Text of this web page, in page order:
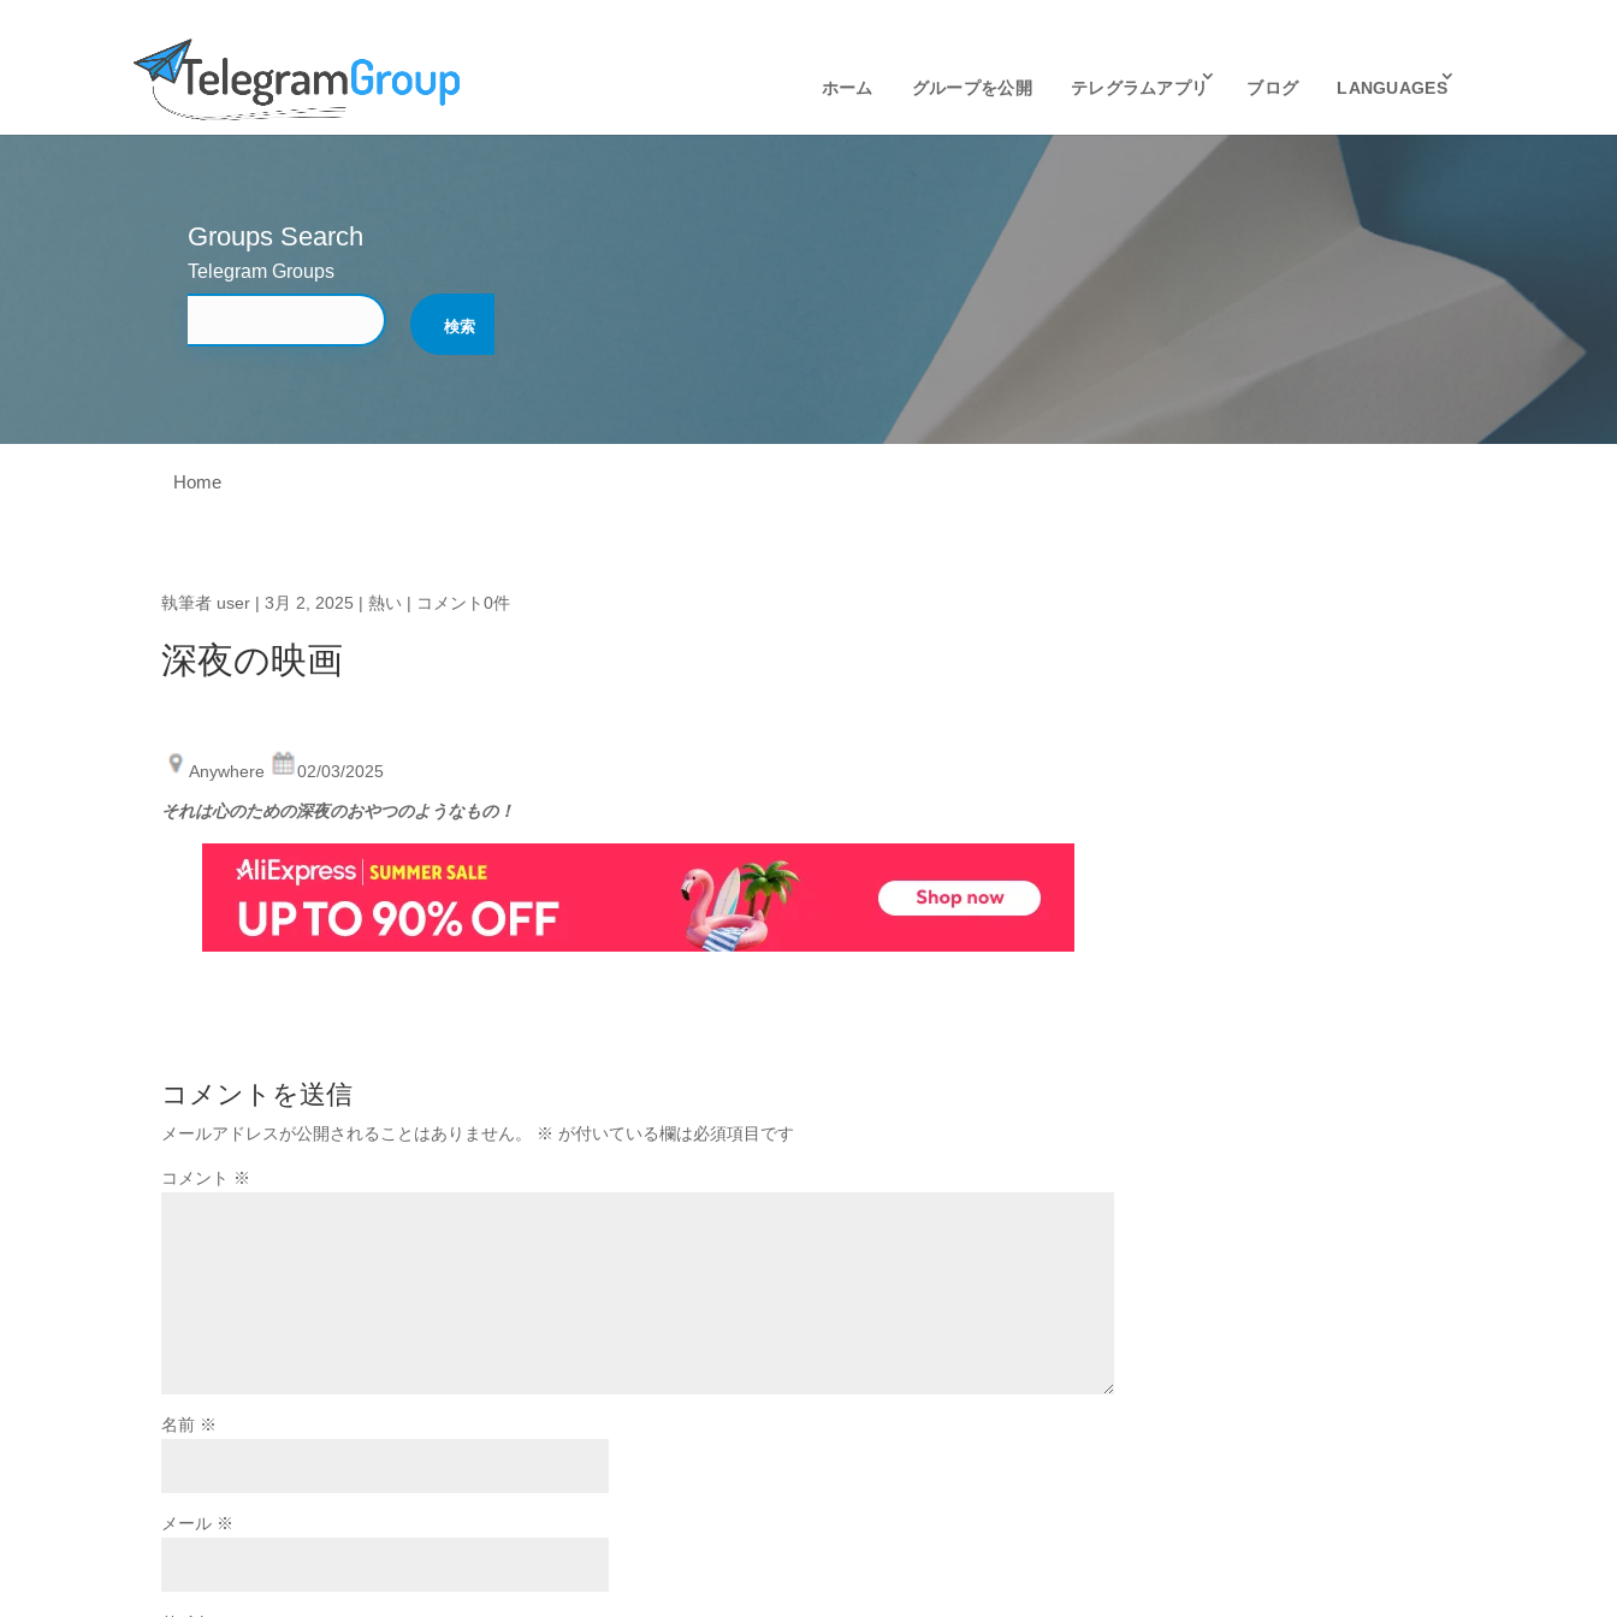
ホーム グループを公開 テレグラムアプリ ブログ LANGUAGES
Groups Search
Telegram Groups
Home
執筆者 user |3月 2, 2025 |熱い | コメント0件
深夜の映画
Anywhere 02/03/2025
それは心のための深夜のおやつのようなもの！
コメントを送信
メールアドレスが公開されることはありません。 ※ が付いている欄は必須項目です
コメント ※
名前 ※
メール ※